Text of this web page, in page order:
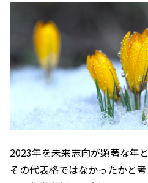
2023年を未来志向が顕著な年
その代表格ではなかったかと